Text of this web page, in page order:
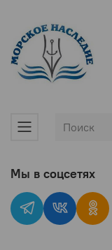
Мы в соцсетях